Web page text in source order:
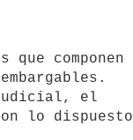
lo dispuesto